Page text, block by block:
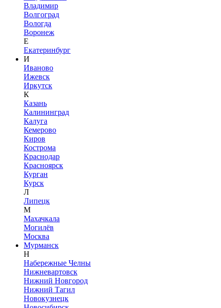
Владимир
Волгоград
Вологда
Воронеж
Е
Екатеринбург
И
Иваново
Ижевск
Иркутск
К
Казань
Калининград
Калуга
Кемерово
Киров
Кострома
Краснодар
Красноярск
Курган
Курск
Л
Липецк
М
Махачкала
Могилёв
Москва
Мурманск
Н
Набережные Челны
Нижневартовск
Нижний Новгород
Нижний Тагил
Новокузнецк